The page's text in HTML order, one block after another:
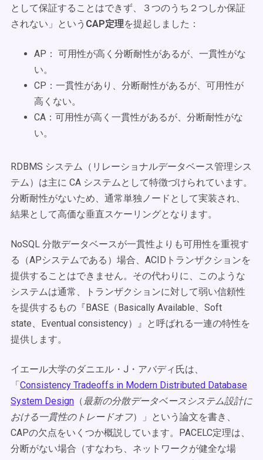
として保証することはできず、３つのうち２つしか保証
されない」という CAP定理を提起しました：
AP： 可用性が高く分断耐性があるが、一貫性がな
い。
CP：一貫性があり、分断耐性があるが、可用性が
高くない。
CA：可用性が高く一貫性があるが、分断耐性がな
い。
RDBMS システム（リレーショナルデータベース管理シス
テム）は主に CA システムとして特徴づけられています。
分断耐性がないため、通常単独ノードとして実装され、
結果として高価な垂直スケーリングとなります。
NoSQL 分散データベースが一貫性よりも可用性を重視す
る（APシステムである）場合、ACIDトランザクションを
提供することはできません。その代わりに、このような
システムは通常、トランザクションに対して弱い信頼性
を提供するもの『BASE（Basically Available、Soft
state、Eventual consistency）』と呼ばれる一連の特性を
提供します。
イエール大学のダニエル・J・アバディ氏は、
「Consistency Tradeoffs in Modern Distributed Database
System Design （最新の分散データベースシステム設計に
おける一貫性のトレードオフ）」という論文を書き、
CAPの欠点をいくつか概説しています。PACELC定理は、
分断がない場合（すなわち、ネットワークが健全な場